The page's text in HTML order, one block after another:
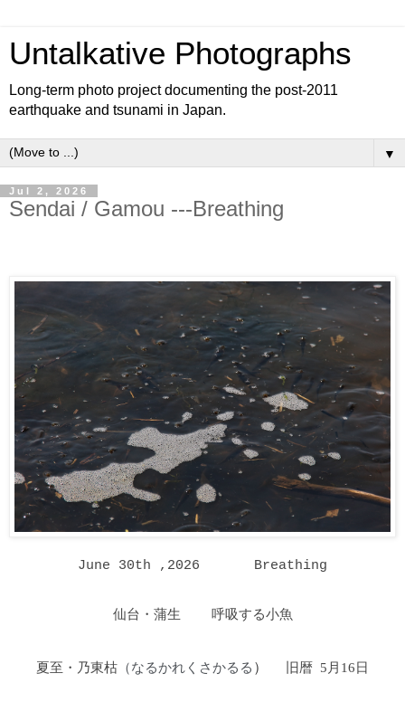
Untalkative Photographs
Long-term photo project documenting the post-2011
earthquake and tsunami in Japan.
▼
Jul 2, 2026
Sendai / Gamou ---Breathing
June 30th ,2026 Breathing
仙台・蒲生 呼吸する小魚
夏至・乃東枯 （なるかれくさかるる ） 旧暦 5月16日